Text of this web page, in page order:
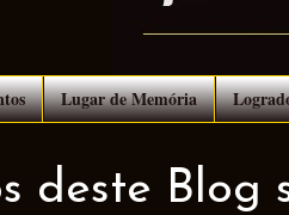
Lugar de Memória
deste Blog